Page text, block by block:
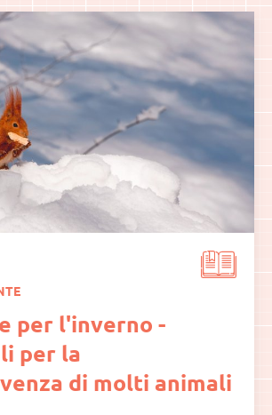
per l'inverno -
per la
di molti animali